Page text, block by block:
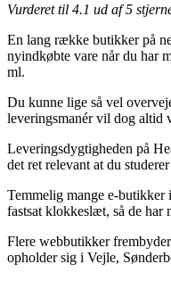
Vurderet til 4.1 ud af 5
En lang række butikker på
nyindkøbte vare når du har
ml.
Du kunne lige så vel
leveringsmanér vil dog altid
Leveringsdygtigheden på
det ret relevant at du
Temmelig mange e-butikker
fastsat klokkeslæt, så de har
Flere webbutikker
opholder sig i Vejle,